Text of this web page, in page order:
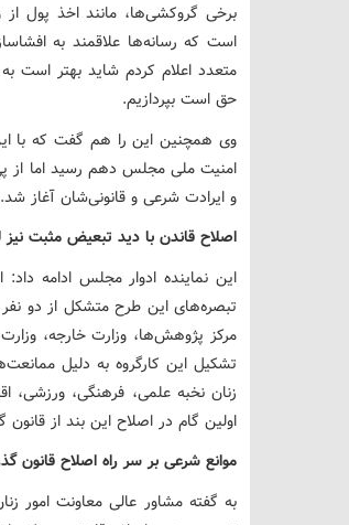
برخی گروکشی‌ها، مانند اخذ پول
است که رسانه‌ها علاقمند به
متعدد اعلام کردم شاید بهتر است
حق است بپردازیم.
امنیت ملی مجلس دهم رسید اما از
و ایرادت شرعی و قانونی‌شان آغاز شد.
اصلاح قاندن با دید تبعیض مثبت
این نماینده ادوار مجلس ادامه
تبصره‌های این طرح متشکل از دو
مرکز پژوهش‌ها، وزارت خارجه،
تشکیل این کارگروه به دلیل
زنان نخبه علمی، فرهنگی،
اولین گام در اصلاح این بند از
موانع شرعی بر سر راه اصلاح قانون
به گفته مشاور عالی معاونت امور